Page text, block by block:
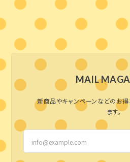
MAIL
新商品やキャンペーンなどのお
ます。